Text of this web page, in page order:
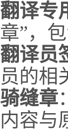
翻译专
章”，
翻译员
员的相
骑缝章
内容与